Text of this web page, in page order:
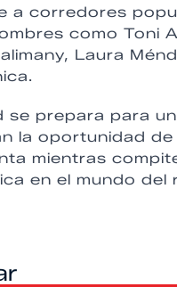
a corredores
como Toni
Laura
se prepara para
la oportunidad
mientras
en el mundo del